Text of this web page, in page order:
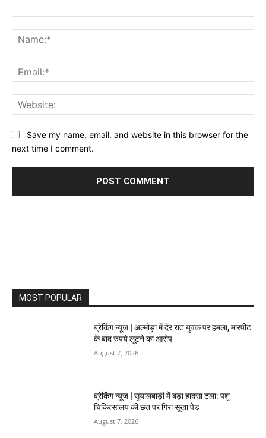
Save my name, email, and website in this browser for the
next time I comment.
MOST POPULAR
ब्रेकिंग न्यूज | अल्मोड़ा में देर रात युवक पर हमला, मारपीट
के बाद रुपये लूटने का आरोप
August 7, 2026
ब्रेकिंग न्यूज़ | सुयालबाड़ी में बड़ा हादसा टला: पशु
चिकित्सालय की छत पर गिरा सूखा पेड़
August 7, 2026